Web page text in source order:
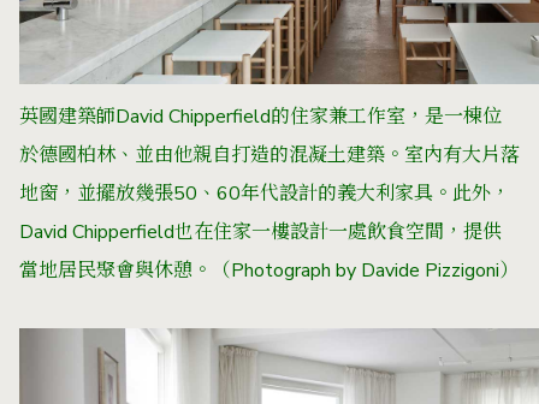
英國建築師David Chipperfield的住家兼工作室，是一棟位
於德國柏林、並由他親自打造的混凝土建築。室內有大片落
地窗，並擺放幾張50、60年代設計的義大利家具。此外，
David Chipperfield也在住家一樓設計一處飲食空間，提供
當地居民聚會與休憩。
（Photograph by Davide Pizzigoni）